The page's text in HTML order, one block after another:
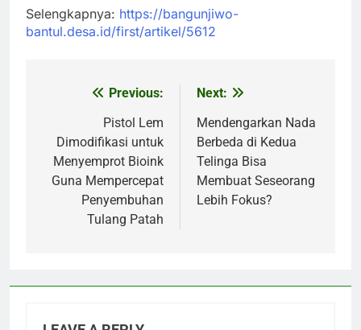
Selengkapnya: https://bangunjiwo-
bantul.desa.id/first/artikel/5612
navigation
Previous:
Pistol Lem
Dimodifikasi untuk
Menyemprot Bioink
Guna Mempercepat
Penyembuhan
Tulang Patah
Next:
Mendengarkan Nada
Berbeda di Kedua
Telinga Bisa
Membuat Seseorang
Lebih Fokus?